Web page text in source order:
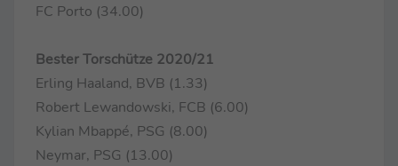
FC Porto (34.00)
Bester Torschütze 2020/21
Erling Haaland, BVB (1.33)
Robert Lewandowski, FCB (6.00)
Kylian Mbappé, PSG (8.00)
Neymar, PSG (13.00)